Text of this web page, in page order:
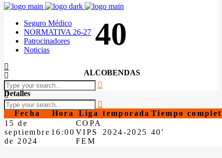
Seguro Médico
NORMATIVA 26-27
Patrocinadores
Noticias
40
ALCOBENDAS
Detalles
Fecha Hora Liga temporada Tiempo
15 de
septiembre
de 2024
16:00
COPA
VIPS
FEM
2024-2025 40'